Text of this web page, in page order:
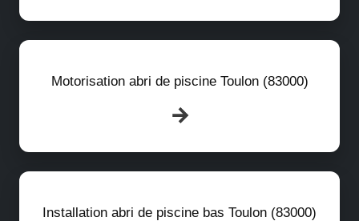
Motorisation abri de piscine Toulon (83000)
Installation abri de piscine bas Toulon (83000)